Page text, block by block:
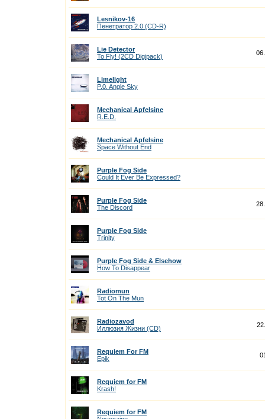
Lesnikov-16
Пенетратор 2.0 (CD-R)
Lie Detector
To Fly! (2CD Digipack)
Limelight
P.0. Angle Sky
Mechanical Apfelsine
R.E.D.
Mechanical Apfelsine
Space Without End
Purple Fog Side
Could It Ever Be Expressed?
Purple Fog Side
The Discord
Purple Fog Side
Trinity
Purple Fog Side & Elsehow
How To Disappear
Radiomun
Tot On The Mun
Radiozavod
Иллюзия Жизни (CD)
Requiem For FM
Epik
Requiem for FM
Krash!
Requiem for FM